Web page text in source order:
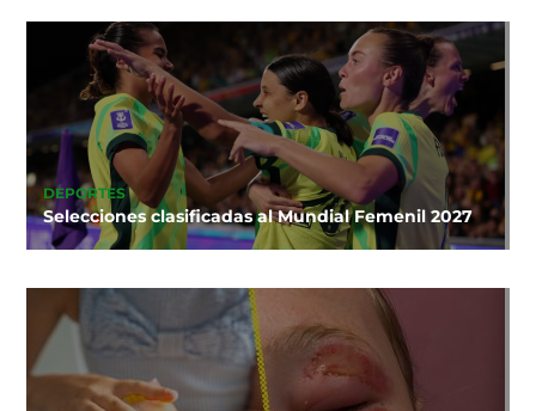
DEPORTES
Selecciones clasificadas al Mundial Femenil 2027